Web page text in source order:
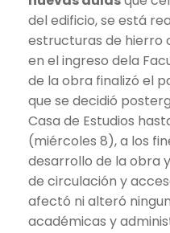
del edificio, se está
estructuras de hierro
en el ingreso dela
de la obra finalizó el
que se decidió
Casa de Estudios
(miércoles 8), a los
desarrollo de la obra
de circulación y
afectó ni alteró
académicas y